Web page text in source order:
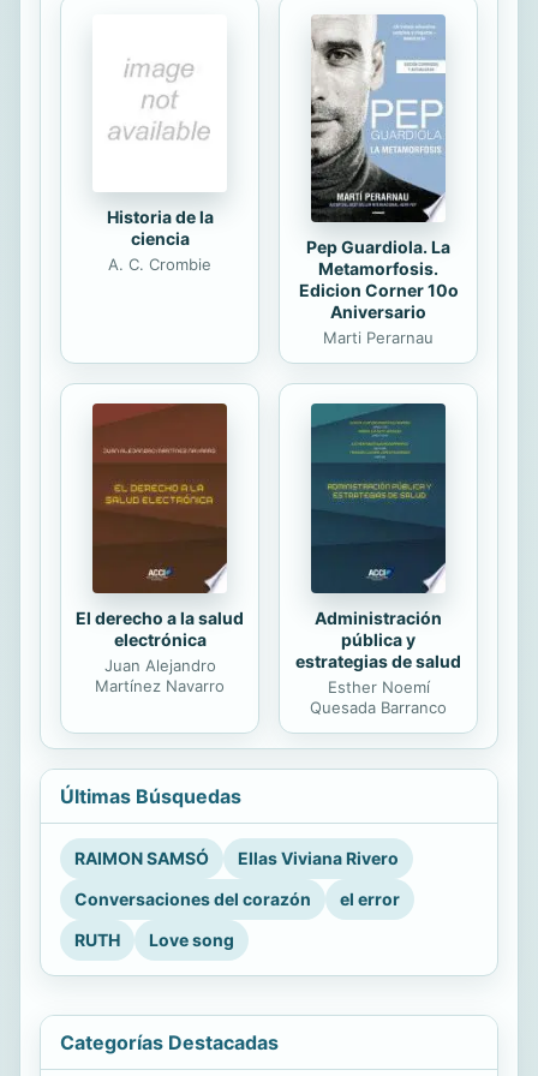
descripciones una entrevista a un
profesional de la publicidad española
que desempeña ese rol. El objetivo
es que la obra sea realmente útil
para estudiantes de Publicidad y
Relaciones Públicas (y, en general,
Historia de la
ciencia
A. C. Crombie
Pep Guardiola. La
Metamorfosis.
Edicion Corner 10o
Aniversario
Marti Perarnau
El derecho a la salud
electrónica
Juan Alejandro
Martínez Navarro
Administración
pública y
estrategias de salud
Esther Noemí
Quesada Barranco
Últimas Búsquedas
RAIMON SAMSÓ
Ellas Viviana Rivero
Conversaciones del corazón
el error
RUTH
Love song
Categorías Destacadas